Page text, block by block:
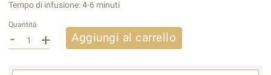
Tempo di infusione: 4-6 minuti
Quantità
- + Aggiungi al carrello